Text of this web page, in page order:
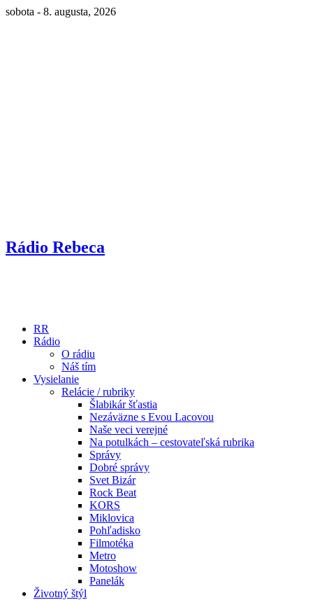
sobota - 8. augusta, 2026
Rádio Rebeca
RR
Rádio
O rádiu
Náš tím
Vysielanie
Relácie / rubriky
Šlabikár šťastia
Nezáväzne s Evou Lacovou
Naše veci verejné
Na potulkách – cestovateľská rubrika
Správy
Dobré správy
Svet Bizár
Rock Beat
KORS
Miklovica
Pohľadisko
Filmotéka
Metro
Motoshow
Panelák
Životný štýl